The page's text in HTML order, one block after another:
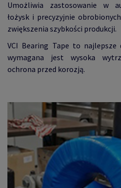
Umożliwia zastosowanie w
łożysk i precyzyjnie
zwiększenia szybkości produkcji.
VCI Bearing Tape to
wymagana jest wysoka
ochrona przed korozją.